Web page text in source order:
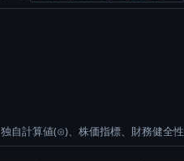
独自計算値(⊙)、株価指標、財務健全性